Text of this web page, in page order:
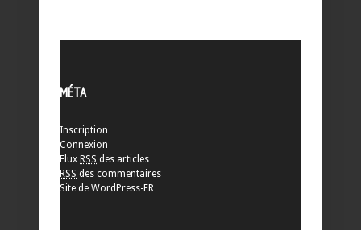
MÉTA
Inscription
Connexion
Flux RSS des articles
RSS des commentaires
Site de WordPress-FR